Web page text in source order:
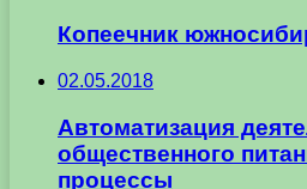
Копеечник
02.05.2018
Автоматизация
общественного
процессы